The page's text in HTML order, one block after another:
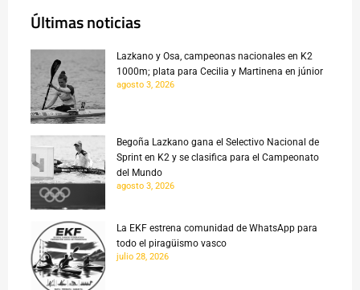
Últimas noticias
Lazkano y Osa, campeonas nacionales en K2
1000m; plata para Cecilia y Martinena en júnior
agosto 3, 2026
Begoña Lazkano gana el Selectivo Nacional de
Sprint en K2 y se clasifica para el Campeonato
del Mundo
agosto 3, 2026
La EKF estrena comunidad de WhatsApp para
todo el piragüismo vasco
julio 28, 2026